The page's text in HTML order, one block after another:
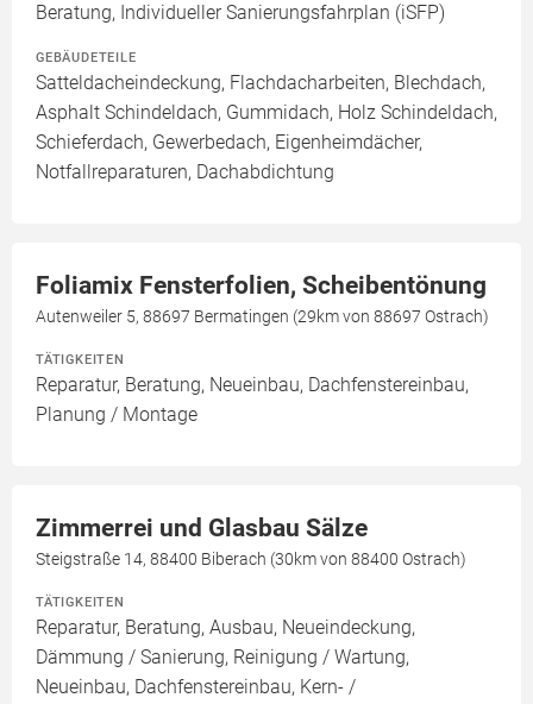
Beratung, Individueller Sanierungsfahrplan (iSFP)
GEBÄUDETEILE
Satteldacheindeckung, Flachdacharbeiten, Blechdach,
Asphalt Schindeldach, Gummidach, Holz Schindeldach,
Schieferdach, Gewerbedach, Eigenheimdächer,
Notfallreparaturen, Dachabdichtung
Foliamix Fensterfolien, Scheibentönung
Autenweiler 5, 88697 Bermatingen (29km von 88697 Ostrach)
TÄTIGKEITEN
Reparatur, Beratung, Neueinbau, Dachfenstereinbau,
Planung / Montage
Zimmerrei und Glasbau Sälze
Steigstraße 14, 88400 Biberach (30km von 88400 Ostrach)
TÄTIGKEITEN
Reparatur, Beratung, Ausbau, Neueindeckung,
Dämmung / Sanierung, Reinigung / Wartung,
Neueinbau, Dachfenstereinbau, Kern- /